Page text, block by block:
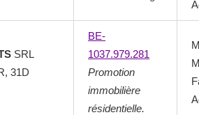
SRL
31D
BE-
1037.979.281
Promotion
immobilière
résidentielle.